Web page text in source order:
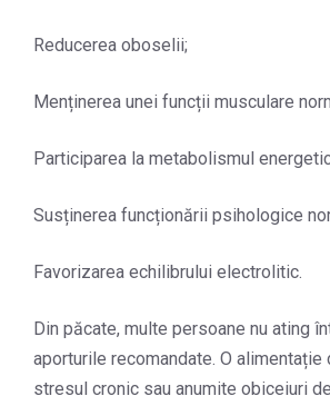
Reducerea oboselii;
Menținerea unei funcții musculare
Participarea la metabolismul
Susținerea funcționării psihologice
Favorizarea echilibrului electrolitic.
Din păcate, multe persoane nu ating
aporturile recomandate. O alimentație
stresul cronic sau anumite obiceiuri